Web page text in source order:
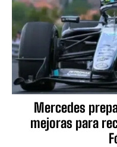
Mercedes
mejoras para